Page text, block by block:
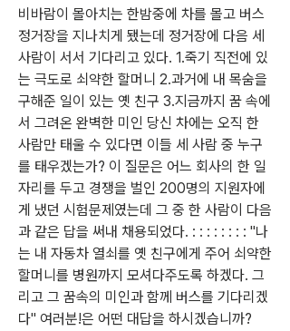
비바람이 몰아치는 한밤중에 차를 몰고 버스
정거장을 지나치게 됐는데 정거장에 다음 세
사람이 서서 기다리고 있다. 1.죽기 직전에 있
는 극도로 쇠약한 할머니 2.과거에 내 목숨을
구해준 일이 있는 옛 친구 3.지금까지 꿈 속에
서 그려온 완벽한 미인 당신 차에는 오직 한
사람만 태울 수 있다면 이들 세 사람 중 누구
를 태우겠는가? 이 질문은 어느 회사의 한 일
자리를 두고 경쟁을 벌인 200명의 지원자에
게 냈던 시험문제였는데 그 중 한 사람이 다음
과 같은 답을 써내 채용되었다. : : : : : : : : "나
는 내 자동차 열쇠를 옛 친구에게 주어 쇠약한
할머니를 병원까지 모셔다주도록 하겠다. 그
리고 그 꿈속의 미인과 함께 버스를 기다리겠
다" 여러분!은 어떤 대답을 하시겠습니까?